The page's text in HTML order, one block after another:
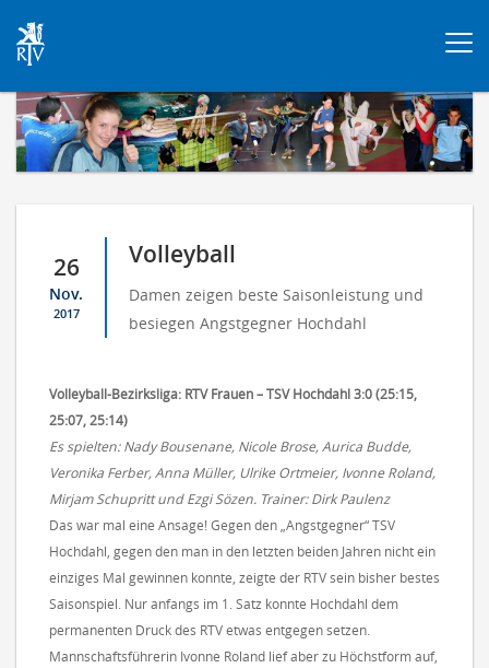
26
Nov.
2017
Volleyball
Damen zeigen beste Saisonleistung und
besiegen Angstgegner Hochdahl
Volleyball-Bezirksliga: RTV Frauen – TSV Hochdahl 3:0 (25:15,
25:07, 25:14)
Es spielten: Nady Bousenane, Nicole Brose, Aurica Budde,
Veronika Ferber, Anna Müller, Ulrike Ortmeier, Ivonne Roland,
Mirjam Schupritt und Ezgi Sözen. Trainer: Dirk Paulenz
Das war mal eine Ansage! Gegen den „Angstgegner“ TSV
Hochdahl, gegen den man in den letzten beiden Jahren nicht ein
einziges Mal gewinnen konnte, zeigte der RTV sein bisher bestes
Saisonspiel. Nur anfangs im 1. Satz konnte Hochdahl dem
permanenten Druck des RTV etwas entgegen setzen.
Mannschaftsführerin Ivonne Roland lief aber zu Höchstform auf,